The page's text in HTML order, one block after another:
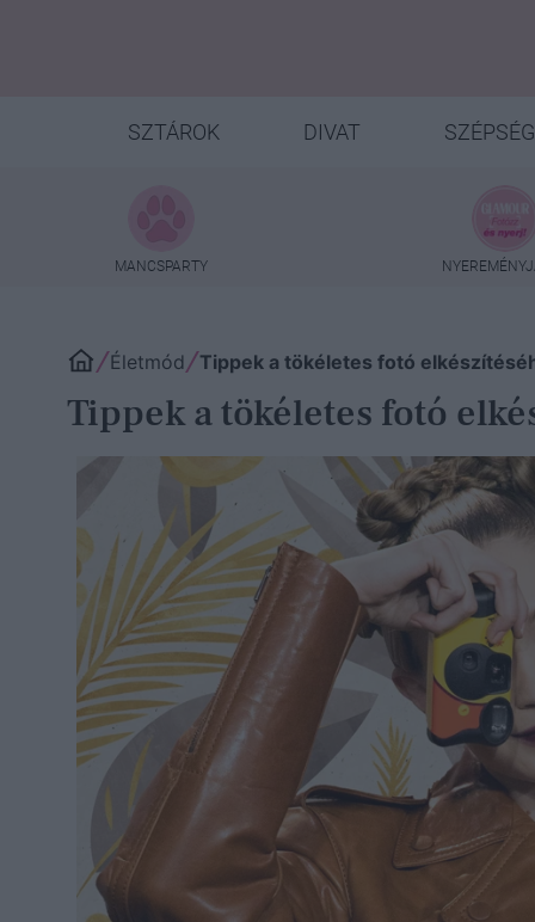
SZTÁROK DIVAT SZÉPSÉG
MANCSPARTY
Életmód Tippek a tökéletes fotó
Tippek a tökéletes fotó